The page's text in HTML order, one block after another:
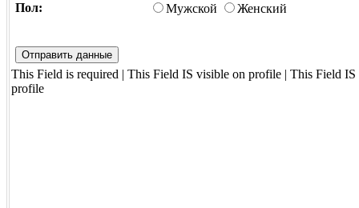
Пол:
Мужской Женский
This Field is required | This Field IS visible on profile | This Field
profile